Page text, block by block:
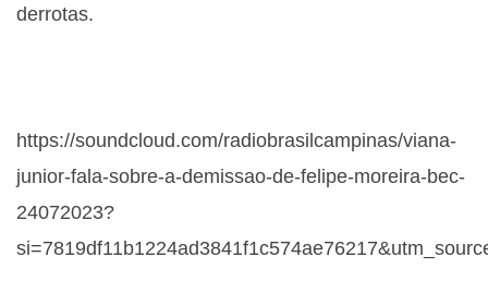
derrotas.
https://soundcloud.com/radiobrasilcampinas/viana-
junior-fala-sobre-a-demissao-de-felipe-moreira-bec-
24072023?